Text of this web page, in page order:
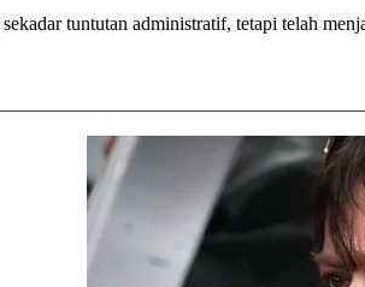
tuntutan administratif, tetapi telah